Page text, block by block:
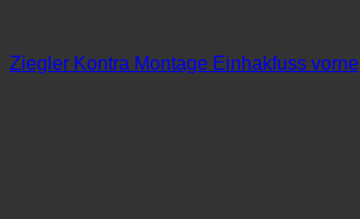
Ziegler Kontra Montage Einhakfuss vorne